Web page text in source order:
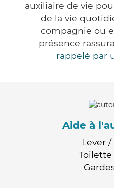
auxiliaire de vie
de la vie
compagnie ou
présence
rappelé par
Aide à
Lever
Toilette